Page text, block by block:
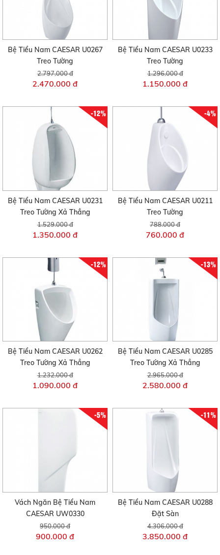
Bệ Tiểu Nam CAESAR U0267
Treo Tường
2.797.000 đ
2.470.000 đ
Bệ Tiểu Nam CAESAR U0233
Treo Tường
1.296.000 đ
1.150.000 đ
-12%
Bệ Tiểu Nam CAESAR U0231
Treo Tường Xả Thẳng
1.529.000 đ
1.350.000 đ
-4%
Bệ Tiểu Nam CAESAR U0211
Treo Tường
788.000 đ
760.000 đ
-12%
Bệ Tiểu Nam CAESAR U0262
Treo Tường Xả Thẳng
1.232.000 đ
1.090.000 đ
-13%
Bệ Tiểu Nam CAESAR U0285
Treo Tường Xả Thẳng
2.965.000 đ
2.580.000 đ
-5%
Vách Ngăn Bệ Tiểu Nam
CAESAR UW0330
950.000 đ
900.000 đ
-11%
Bệ Tiểu Nam CAESAR U0288
Đặt Sàn
4.306.000 đ
3.850.000 đ